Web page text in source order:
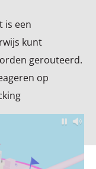
is een
kunt
gerouteerd.
op